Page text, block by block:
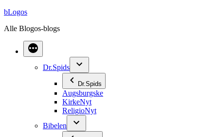
Videre
indhold
bLogos
Alle Blogos-blogs
Dr.Spids
Dr.Spids
Augsburgske
KirkeNyt
ReligioNyt
Bibelen